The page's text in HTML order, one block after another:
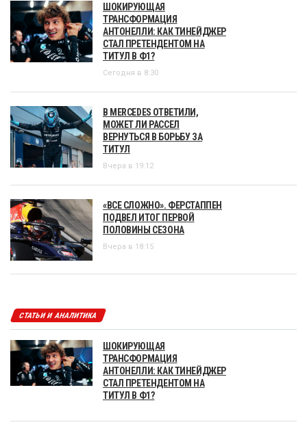
ШОКИРУЮЩАЯ
ТРАНСФОРМАЦИЯ
АНТОНЕЛЛИ: КАК ТИНЕЙДЖЕР
СТАЛ ПРЕТЕНДЕНТОМ НА
ТИТУЛ В Ф1?
Сегодня в 8:30
В MERCEDES ОТВЕТИЛИ,
МОЖЕТ ЛИ РАССЕЛ
ВЕРНУТЬСЯ В БОРЬБУ ЗА
ТИТУЛ
Вчера в 19:12
«ВСЕ СЛОЖНО». ФЕРСТАППЕН
ПОДВЕЛ ИТОГ ПЕРВОЙ
ПОЛОВИНЫ СЕЗОНА
Вчера в 18:15
СТАТЬИ И АНАЛИТИКА
ШОКИРУЮЩАЯ
ТРАНСФОРМАЦИЯ
АНТОНЕЛЛИ: КАК ТИНЕЙДЖЕР
СТАЛ ПРЕТЕНДЕНТОМ НА
ТИТУЛ В Ф1?